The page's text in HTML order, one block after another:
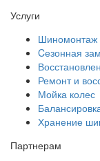
Услуги
Шиномонтаж
Cезонная
Ремонт и
Мойка колес
Хранение
Партнерам